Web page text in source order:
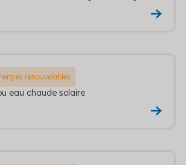
renouvelables
eau chaude solaire